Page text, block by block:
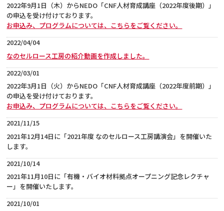
2022年9月1日（木）からNEDO「CNF人材育成講座（2022年度後期）」
の申込を受け付けております。
お申込み、プログラムについては、こちらをご覧ください。
2022/04/04
なのセルロース工房の紹介動画を作成しました。
2022/03/01
2022年3月1日（火）からNEDO「CNF人材育成講座（2022年度前期）」
の申込を受け付けております。
お申込み、プログラムについては、こちらをご覧ください。
2021/11/15
2021年12月14日に「2021年度 なのセルロース工房講演会」を開催いた
します。
2021/10/14
2021年11月10日に「有機・バイオ材料拠点オープニング記念レクチャ
ー」を開催いたします。
2021/10/01